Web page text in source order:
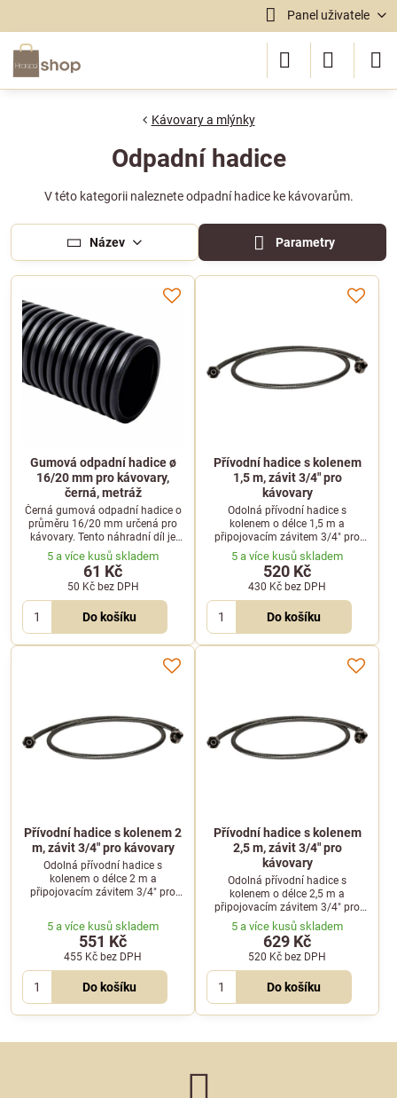
Panel uživatele
Kávovary a mlýnky
Odpadní hadice
V této kategorii naleznete odpadní hadice ke kávovarům.
Název Parametry
Gumová odpadní hadice ø
16/20 mm pro kávovary,
černá, metráž
Černá gumová odpadní hadice o
průměru 16/20 mm určená pro
kávovary. Tento náhradní díl je
prodáván na metráž, což
umožňuje snadné přizpůsobení
délky.
5 a více kusů skladem
61 Kč
50 Kč bez DPH
Do košíku
Přívodní hadice s kolenem
1,5 m, závit 3/4" pro
kávovary
Odolná přívodní hadice s
kolenem o délce 1,5 m a
připojovacím závitem 3/4" pro
kávovary. Opletení z nerezového
drátu zajišťuje vysokou odolnost
proti poškození.
5 a více kusů skladem
520 Kč
430 Kč bez DPH
Do košíku
Přívodní hadice s kolenem 2
m, závit 3/4" pro kávovary
Odolná přívodní hadice s
kolenem o délce 2 m a
připojovacím závitem 3/4" pro
drátu zajišťuje vysokou odolnost
proti poškození.
5 a více kusů skladem
551 Kč
455 Kč bez DPH
Do košíku
Přívodní hadice s kolenem
2,5 m, závit 3/4" pro
kávovary
Odolná přívodní hadice s
kolenem o délce 2,5 m a
připojovacím závitem 3/4" pro
kávovary. Opletení z nerezového
drátu zajišťuje vysokou odolnost
proti poškození.
5 a více kusů skladem
629 Kč
520 Kč bez DPH
Do košíku